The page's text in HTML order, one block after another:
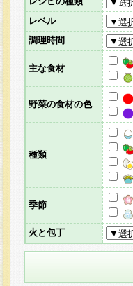
レベル
調理時間
主な食材
野菜の食材の色
種類
季節
火と包丁